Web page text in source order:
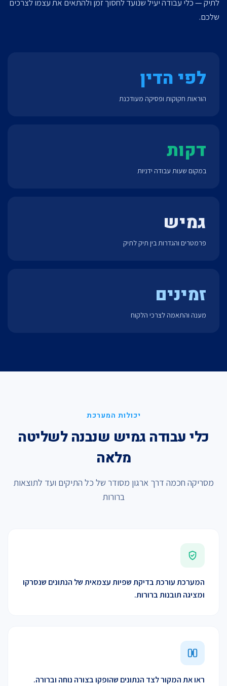
לתיק — כלי עבודה יעיל שנועד לחסוך זמן ולהתאים את עצמו לצרכים
שלכם.
לפי הדין
הוראות חקוקות ופסיקה מעודכנת
דקות
במקום שעות עבודה ידניות
גמיש
פרמטרים והגדרות בין תיק לתיק
זמינים
מענה והתאמה לצרכי הלקוח
יכולות המערכת
כלי עבודה גמיש שנבנה לשליטה
מלאה
מסריקה חכמה דרך ארגון מסודר של כל התיקים ועד לתוצאות
ברורות
המערכת עורכת בדיקת שפיות עצמאית של הנתונים שנסרקו
ומציגה תובנות ברורות.
ראו את המקור לצד הנתונים שהופקו בצורה נוחה וברורה.